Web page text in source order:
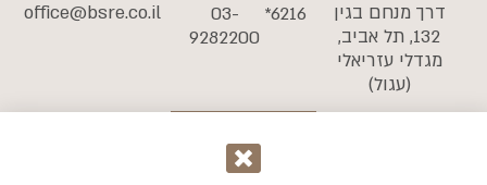
דרך מנחם בגין
132, תל אביב,
מגדלי עזריאלי
(עגול)
6216*
03-
9282200
office@bsre.co.il